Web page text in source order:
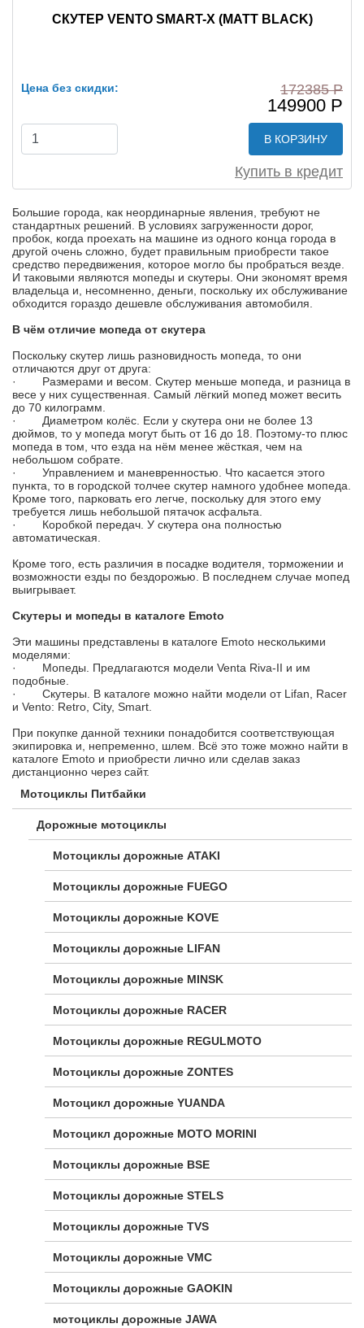
СКУТЕР VENTO SMART-X (MATT BLACK)
Цена без скидки: 172385 Р
149900 Р
В КОРЗИНУ
Купить в кредит
Большие города, как неординарные явления, требуют не
стандартных решений. В условиях загруженности дорог,
пробок, когда проехать на машине из одного конца города в
другой очень сложно, будет правильным приобрести такое
средство передвижения, которое могло бы пробраться везде.
И таковыми являются мопеды и скутеры. Они экономят время
владельца и, несомненно, деньги, поскольку их обслуживание
обходится гораздо дешевле обслуживания автомобиля.
В чём отличие мопеда от скутера
Поскольку скутер лишь разновидность мопеда, то они
отличаются друг от друга:
· Размерами и весом. Скутер меньше мопеда, и разница в
весе у них существенная. Самый лёгкий мопед может весить
до 70 килограмм.
· Диаметром колёс. Если у скутера они не более 13
дюймов, то у мопеда могут быть от 16 до 18. Поэтому-то плюс
мопеда в том, что езда на нём менее жёсткая, чем на
небольшом собрате.
· Управлением и маневренностью. Что касается этого
пункта, то в городской толчее скутер намного удобнее мопеда.
Кроме того, парковать его легче, поскольку для этого ему
требуется лишь небольшой пятачок асфальта.
· Коробкой передач. У скутера она полностью
автоматическая.
Кроме того, есть различия в посадке водителя, торможении и
возможности езды по бездорожью. В последнем случае мопед
выигрывает.
Скутеры и мопеды в каталоге Emoto
Эти машины представлены в каталоге Emoto несколькими
моделями:
· Мопеды. Предлагаются модели Venta Riva-II и им
подобные.
· Скутеры. В каталоге можно найти модели от Lifan, Racer
и Vento: Retro, City, Smart.
При покупке данной техники понадобится соответствующая
экипировка и, непременно, шлем. Всё это тоже можно найти в
каталоге Emoto и приобрести лично или сделав заказ
дистанционно через сайт.
Мотоциклы Питбайки
Дорожные мотоциклы
Мотоциклы дорожные ATAKI
Мотоциклы дорожные FUEGO
Мотоциклы дорожные KOVE
Мотоциклы дорожные LIFAN
Мотоциклы дорожные MINSK
Мотоциклы дорожные RACER
Мотоциклы дорожные REGULMOTO
Мотоциклы дорожные ZONTES
Мотоцикл дорожные YUANDA
Мотоцикл дорожные МОТО MORINI
Мотоциклы дорожные BSE
Мотоциклы дорожные STELS
Мотоциклы дорожные TVS
Мотоциклы дорожные VMC
Мотоциклы дорожные GAOKIN
мотоциклы дорожные JAWA